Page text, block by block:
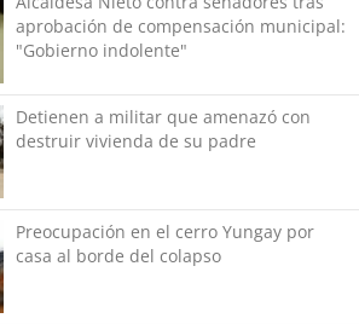
aprobación de compensación municipal:
"Gobierno indolente"
Detienen a militar que amenazó con
destruir vivienda de su padre
Preocupación en el cerro Yungay por
casa al borde del colapso